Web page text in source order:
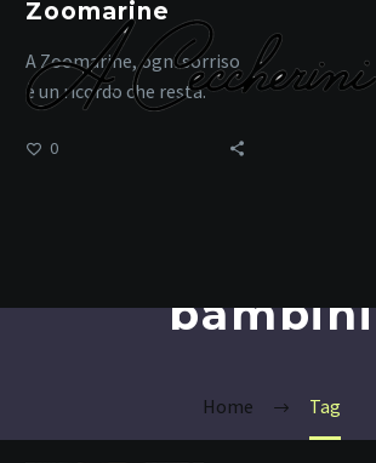
bambini
Home Tag
Zoomarine
A Zoomarine, ogni sorriso
è un ricordo che resta.
0